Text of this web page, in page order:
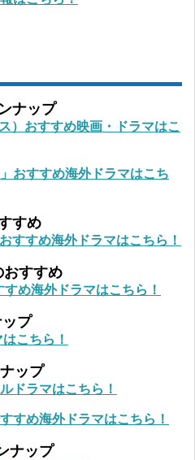
ナップ
）おすすめ映画・ドラマはこ
おすすめ海外ドラマはこち
すめ
すすめ海外ドラマはこちら！
おすすめ
め海外ドラマはこちら！
プ
こちら！
ップ
ドラマはこちら！
すめ海外ドラマはこちら！
ナップ